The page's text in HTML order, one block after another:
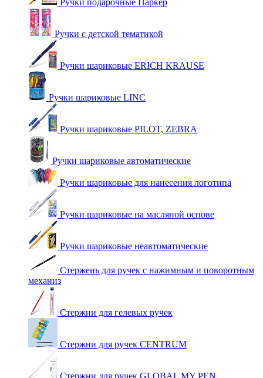
Ручки подарочные Паркер
Ручки с детской тематикой
Ручки шариковые ERICH KRAUSE
Ручки шариковые LINC
Ручки шариковые PILOT, ZEBRA
Ручки шариковые автоматические
Ручки шариковые для нанесения логотипа
Ручки шариковые на масляной основе
Ручки шариковые неавтоматические
Стержень для ручек с нажимным и поворотным
механиз
Стержни для гелевых ручек
Стержни для ручек CENTRUM
Стержни для ручек GLOBAL MY PEN